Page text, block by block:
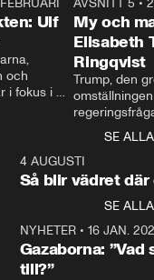
Ulf
och
i fokus i
My och
Elisabeth
Ringqvist
Trump, den
centrum i
avsnittet av
Makten”. Se
Aftonbladets
Rohwedder
Thand Ring
SE ALLA
4 AUGUSTI
Så blir vädret där
SE ALLA
NYHETER• 16 JAN.
Gazaborna:
till?”